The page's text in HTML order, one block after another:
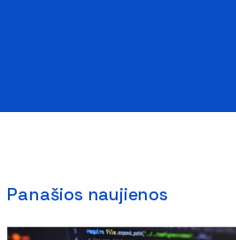
Panašios naujienos